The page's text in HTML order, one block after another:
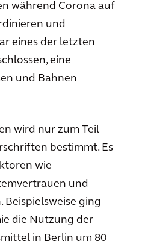
während Corona auf
und
eines der letzten
eine
und Bahnen
wird nur zum Teil
bestimmt. Es
wie
und
ging
die Nutzung der
in Berlin um 80